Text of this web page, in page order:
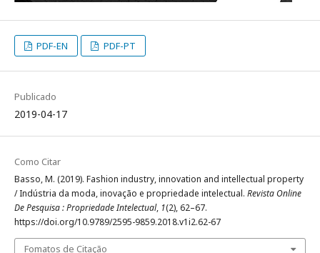
PDF-EN PDF-PT
Publicado
2019-04-17
Como Citar
Basso, M. (2019). Fashion industry, innovation and intellectual property
/ Indústria da moda, inovação e propriedade intelectual. Revista Online
De Pesquisa : Propriedade Intelectual, 1(2), 62–67.
https://doi.org/10.9789/2595-9859.2018.v1i2.62-67
Fomatos de Citação